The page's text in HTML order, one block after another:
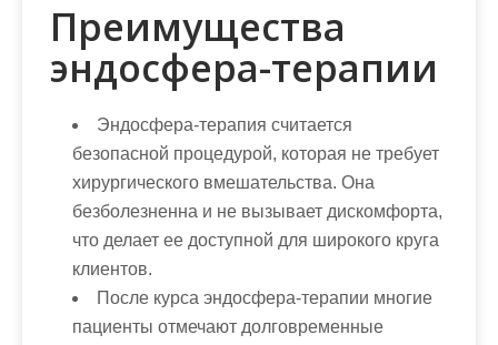
Преимущества
эндосфера-терапии
Эндосфера-терапия считается
безопасной процедурой, которая не требует
хирургического вмешательства. Она
безболезненна и не вызывает дискомфорта,
что делает ее доступной для широкого круга
клиентов.
После курса эндосфера-терапии многие
пациенты отмечают долговременные